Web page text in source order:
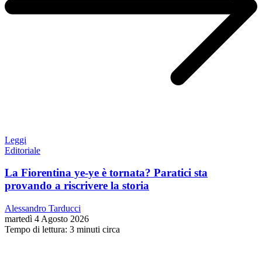
Leggi
Editoriale
La Fiorentina ye-ye è tornata? Paratici sta
provando a riscrivere la storia
Alessandro Tarducci
martedì 4 Agosto 2026
Tempo di lettura: 3 minuti circa